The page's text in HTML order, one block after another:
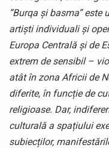
”Burqa și basma” este
artiști individuali și
Europa Centrală și de
extrem de sensibil –
atât în zona Africii de
diferite, în funcție de
religioase. Dar,
culturală a spațiului
subiecților,